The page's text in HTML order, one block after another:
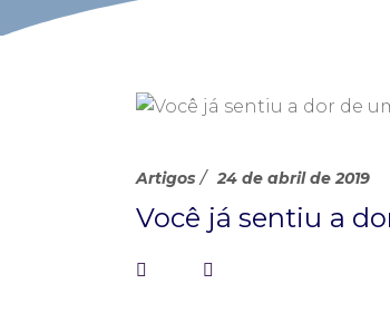
Artigos 24 de abril de 2019
Você já sentiu a